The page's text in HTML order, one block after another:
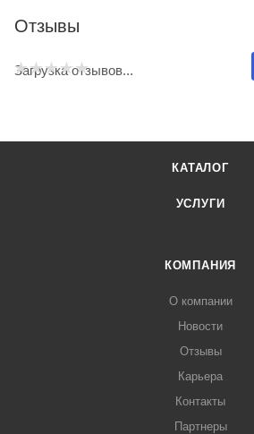
Отзывы
Загрузка отзывов...
КАТАЛОГ
УСЛУГИ
КОМПАНИЯ
О компании
Новости
Отзывы
Карьера
Контакты
Партнеры